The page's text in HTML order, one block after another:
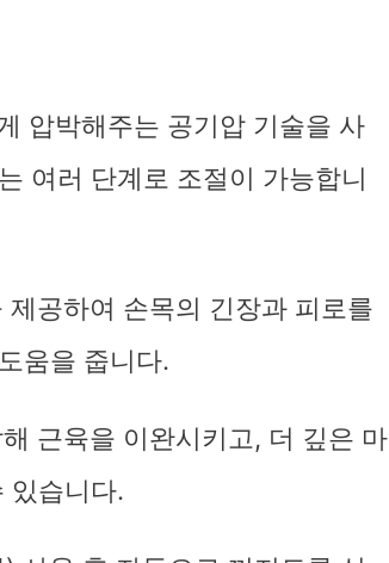
압박해주는 공기압 기술을 사
여러 단계로 조절이 가능합니
공하여 손목의 긴장과 피로를
움을 줍니다.
근육을 이완시키고, 더 깊은 마
있습니다.